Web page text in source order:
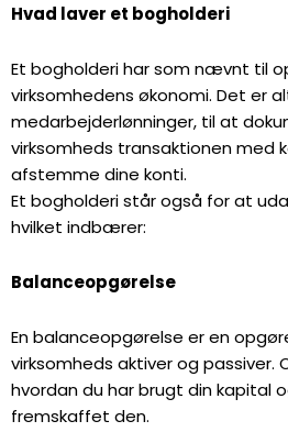
Hvad laver et bogholderi
Et bogholderi har som nævnt til
virksomhedens økonomi. Det er
medarbejderlønninger, til at
virksomheds transaktionen med
afstemme dine konti.
Et bogholderi står også for at
hvilket indbærer:
Balanceopgørelse
En balanceopgørelse er en
virksomheds aktiver og
hvordan du har brugt din kapital
fremskaffet den.